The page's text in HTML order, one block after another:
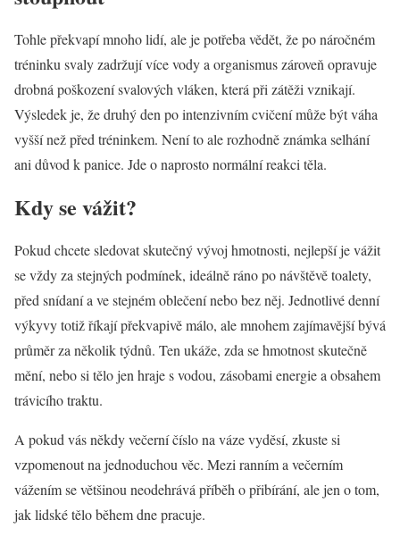
Tohle překvapí mnoho lidí, ale je potřeba vědět, že po náročném
tréninku svaly zadržují více vody a organismus zároveň opravuje
drobná poškození svalových vláken, která při zátěži vznikají.
Výsledek je, že druhý den po intenzivním cvičení může být váha
vyšší než před tréninkem. Není to ale rozhodně známka selhání
ani důvod k panice. Jde o naprosto normální reakci těla.
Kdy se vážit?
Pokud chcete sledovat skutečný vývoj hmotnosti, nejlepší je vážit
se vždy za stejných podmínek, ideálně ráno po návštěvě toalety,
před snídaní a ve stejném oblečení nebo bez něj. Jednotlivé denní
výkyvy totiž říkají překvapivě málo, ale mnohem zajímavější bývá
průměr za několik týdnů. Ten ukáže, zda se hmotnost skutečně
mění, nebo si tělo jen hraje s vodou, zásobami energie a obsahem
trávicího traktu.
A pokud vás někdy večerní číslo na váze vyděsí, zkuste si
vzpomenout na jednoduchou věc. Mezi ranním a večerním
vážením se většinou neodehrává příběh o přibírání, ale jen o tom,
jak lidské tělo během dne pracuje.